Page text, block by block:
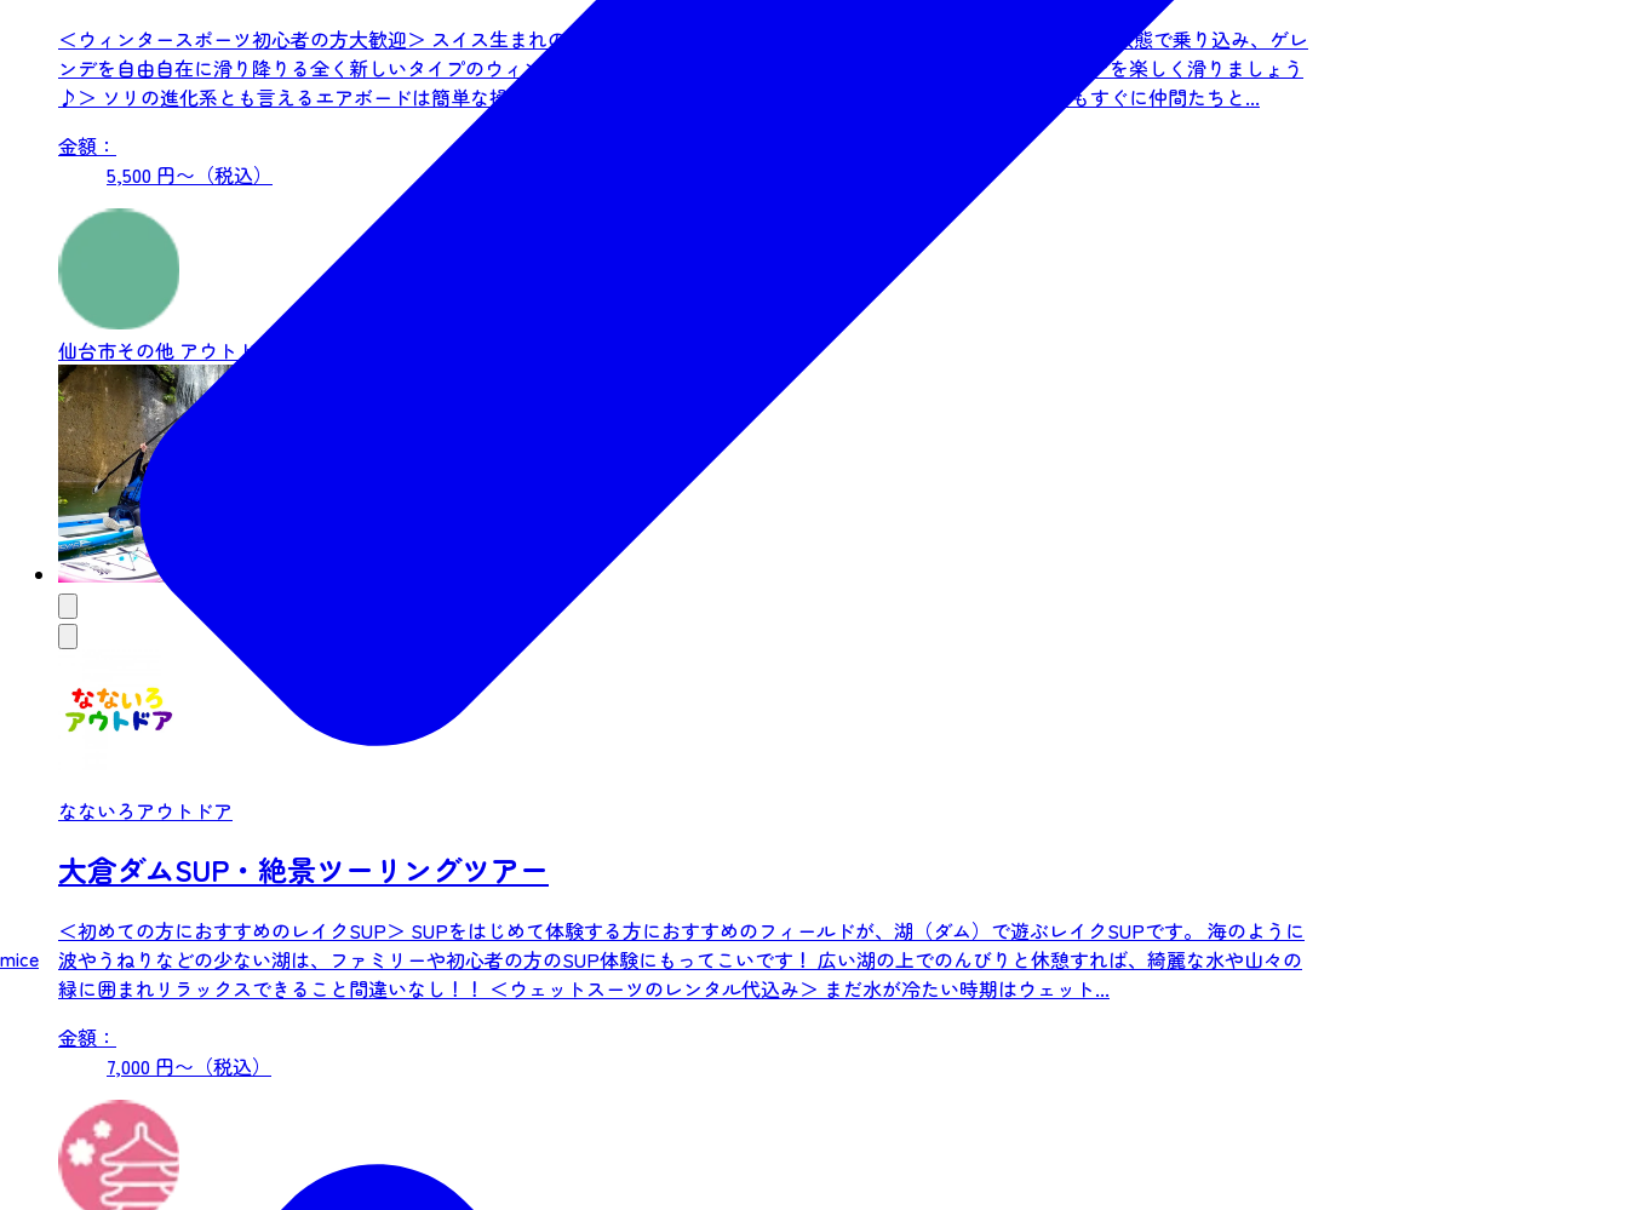
mice
＜ウィンタースポーツ初心者の方大歓迎＞ スイス生まれの新感覚アクティビティ！ 空気で膨らませたボードにうつ伏せの状態で乗り込み、ゲレ
ンデを自由自在に滑り降りる全く新しいタイプのウィンターアクティビティです。 ＜気の合う仲間たちと一緒にゲレンデを楽しく滑りましょう
♪＞ ソリの進化系とも言えるエアボードは簡単な操作でガイドの指導により、ウィンタースポーツがはじめての方でもすぐに仲間たちと...
金額：
5,500 円〜（税込）
仙台市その他 アウトドア・アクティビティ
なないろアウトドア
大倉ダムSUP・絶景ツーリングツアー
＜初めての方におすすめのレイクSUP＞ SUPをはじめて体験する方におすすめのフィールドが、湖（ダム）で遊ぶレイクSUPです。 海のように
波やうねりなどの少ない湖は、ファミリーや初心者の方のSUP体験にもってこいです！ 広い湖の上でのんびりと休憩すれば、綺麗な水や山々の
緑に囲まれリラックスできること間違いなし！！ ＜ウェットスーツのレンタル代込み＞ まだ水が冷たい時期はウェット...
金額：
7,000 円〜（税込）